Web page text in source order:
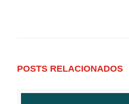
POSTS RELACIONADOS